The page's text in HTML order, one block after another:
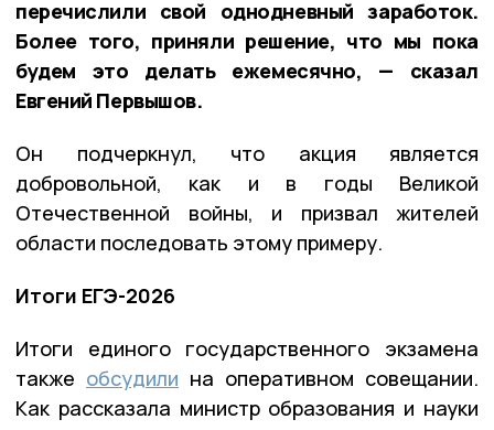
перечислили свой однодневный заработок.
Более того, приняли решение, что мы пока
будем это делать ежемесячно, — сказал
Евгений Первышов.
Он подчеркнул, что акция является
добровольной, как и в годы Великой
Отечественной войны, и призвал жителей
области последовать этому примеру.
Итоги ЕГЭ-2026
Итоги единого государственного экзамена
также обсудили на оперативном совещании.
Как рассказала министр образования и науки